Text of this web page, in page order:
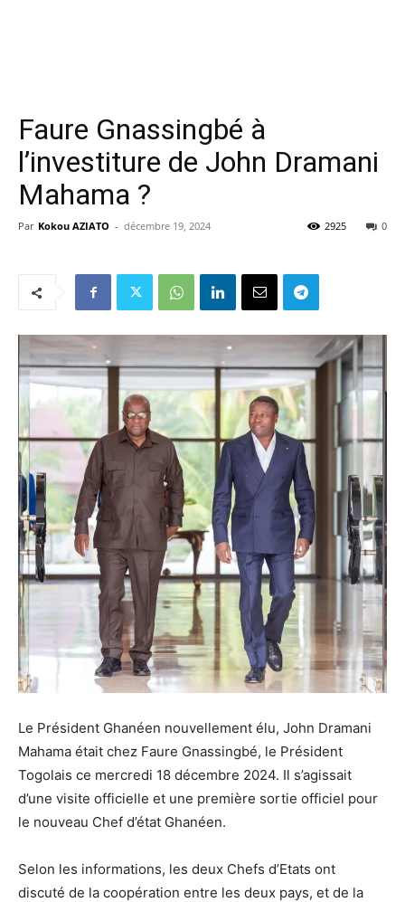
Faure Gnassingbé à
l’investiture de John Dramani
Mahama ?
Par Kokou AZIATO - décembre 19, 2024 0
2925
Le Président Ghanéen nouvellement élu, John Dramani
Mahama était chez Faure Gnassingbé, le Président
Togolais ce mercredi 18 décembre 2024. Il s’agissait
d’une visite officielle et une première sortie officiel pour
le nouveau Chef d’état Ghanéen.
Selon les informations, les deux Chefs d’Etats ont
discuté de la coopération entre les deux pays, et de la